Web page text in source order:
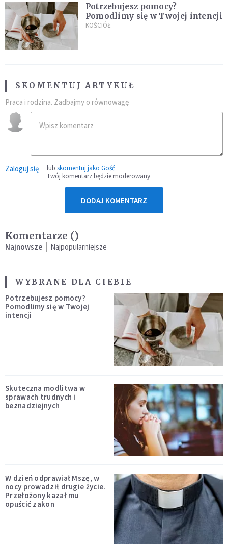
Potrzebujesz pomocy?
Pomodlimy się w Twojej intencji
KOŚCIÓŁ
SKOMENTUJ ARTYKUŁ
Praca i rodzina. Zadbajmy o równowagę
Zaloguj się lub skomentuj jako Gość
Twój komentarz będzie moderowany
DODAJ KOMENTARZ
Komentarze ()
Najnowsze Najpopularniejsze
WYBRANE DLA CIEBIE
Potrzebujesz pomocy?
Pomodlimy się w Twojej
intencji
Skuteczna modlitwa w
sprawach trudnych i
beznadziejnych
W dzień odprawiał Mszę, w
nocy prowadził drugie życie.
Przełożony kazał mu
opuścić zakon